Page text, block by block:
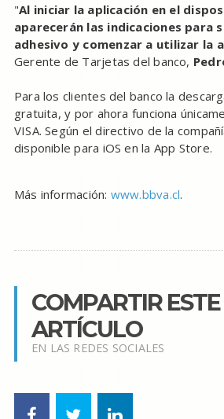
"Al iniciar la aplicación en el
aparecerán las indicaciones para
adhesivo y comenzar a utilizar la
Gerente de Tarjetas del banco,
Para los clientes del banco la
gratuita, y por ahora funciona
VISA. Según el directivo de la
disponible para iOS en la App Store.
Más información: www.bbva.cl.
COMPARTIR ESTE
ARTÍCULO
EN LAS REDES SOCIALES